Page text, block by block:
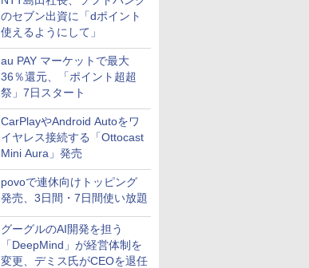
のセブン出資に「dポイント
使えるようにして」
au PAY マーケットで最大
36％還元、「ポイント超超
祭」7日スタート
CarPlayやAndroid Autoをワ
イヤレス接続する「Ottocast
Mini Aura」発売
povoで連休向けトッピング
発売、3日間・7日間使い放題
グーグルのAI開発を担う
「DeepMind」が経営体制を
変更、デミス氏がCEOを退任